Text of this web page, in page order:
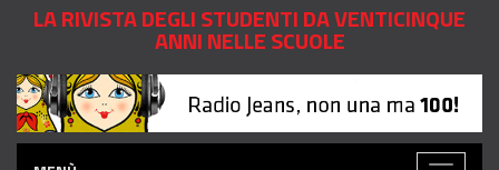
LA RIVISTA DEGLI STUDENTI DA VENTICINQUE
ANNI NELLE SCUOLE